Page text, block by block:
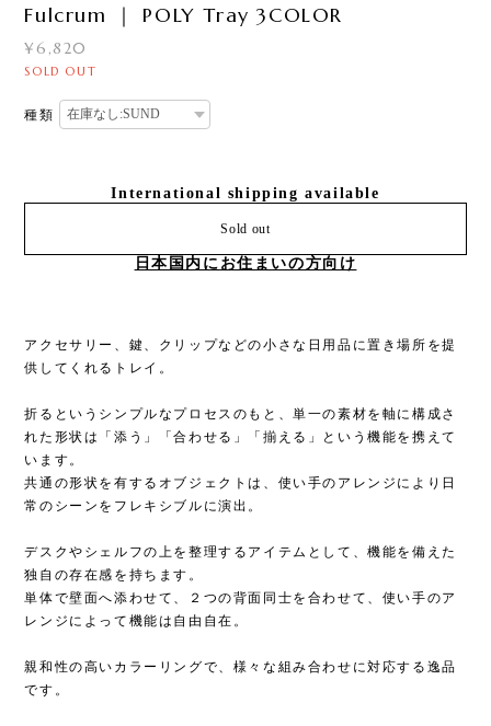
Fulcrum ｜ POLY Tray 3COLOR
¥6,820
SOLD OUT
種類
International shipping available
Sold out
日本国内にお住まいの方向け
アクセサリー、鍵、クリップなどの小さな日用品に置き場所を提
供してくれるトレイ。
折るというシンプルなプロセスのもと、単一の素材を軸に構成さ
れた形状は「添う」「合わせる」「揃える」という機能を携えて
います。
共通の形状を有するオブジェクトは、使い手のアレンジにより日
常のシーンをフレキシブルに演出。
デスクやシェルフの上を整理するアイテムとして、機能を備えた
独自の存在感を持ちます。
単体で壁面へ添わせて、２つの背面同士を合わせて、使い手のア
レンジによって機能は自由自在。
親和性の高いカラーリングで、様々な組み合わせに対応する逸品
です。